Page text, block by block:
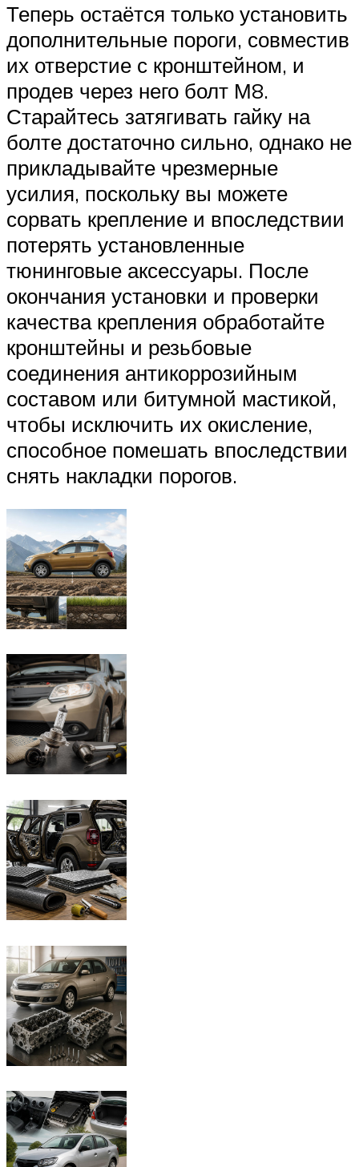
Теперь остаётся только установить
дополнительные пороги, совместив
их отверстие с кронштейном, и
продев через него болт М8.
Старайтесь затягивать гайку на
болте достаточно сильно, однако не
прикладывайте чрезмерные
усилия, поскольку вы можете
сорвать крепление и впоследствии
потерять установленные
тюнинговые аксессуары. После
окончания установки и проверки
качества крепления обработайте
кронштейны и резьбовые
соединения антикоррозийным
составом или битумной мастикой,
чтобы исключить их окисление,
способное помешать впоследствии
снять накладки порогов.